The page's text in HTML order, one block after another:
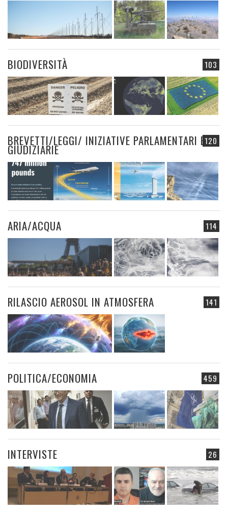
103
BIODIVERSITÀ
120
BREVETTI/LEGGI/ INIZIATIVE PARLAMENTARI E
GIUDIZIARIE
114
ARIA/ACQUA
141
RILASCIO AEROSOL IN ATMOSFERA
459
POLITICA/ECONOMIA
26
INTERVISTE